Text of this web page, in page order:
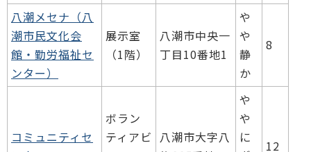
八潮メセナ（八
潮市民文化会
館・勤労福祉セ
ンター）
展示室
（1階）
八潮市中央一
丁目10番地1
や
や
静
か
8
コミュニティセ
ボラン
ティアビ 八潮市大字八
や
や
に
12